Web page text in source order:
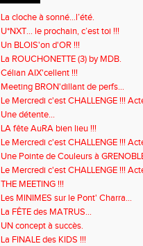
La cloche à sonné…l’été.
U*NXT... le prochain, c’est toi !!!
Un BLOIS'on d'OR !!!
La ROUCHONETTE (3) by MDB.
Célian AIX'cellent !!!
Meeting BRON'dillant de perfs...
Le Mercredi c'est CHALLENGE !!!
Une détente...
LA fête AuRA bien lieu !!!
Le Mercredi c'est CHALLENGE !!!
Une Pointe de Couleurs à
Le Mercredi c'est CHALLENGE !!!
THE MEETING !!!
Les MINIMES sur le Pont' Charra...
La FÊTE des MATRUS...
UN concept à succès.
La FINALE des KIDS !!!